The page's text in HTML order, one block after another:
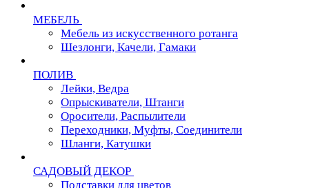
МЕБЕЛЬ
Мебель из искусственного ротанга
Шезлонги, Качели, Гамаки
ПОЛИВ
Лейки, Ведра
Опрыскиватели, Штанги
Оросители, Распылители
Переходники, Муфты, Соединители
Шланги, Катушки
САДОВЫЙ ДЕКОР
Подставки для цветов